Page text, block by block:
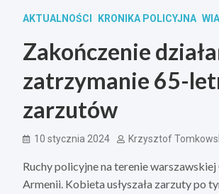
AKTUALNOŚCI KRONIKA POLICYJNA
Zakończenie
zatrzymanie 65-
zarzutów
10 stycznia 2024 Krzysztof
Ruchy policyjne na terenie
Armenii. Kobieta usłyszała zarzuty po